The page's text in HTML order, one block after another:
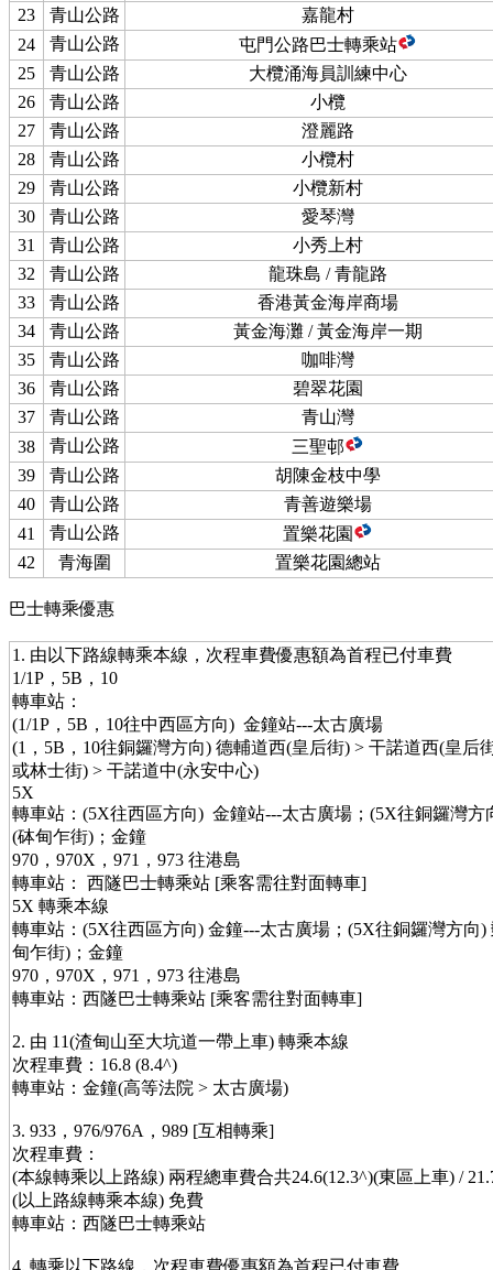
23 青山公路
嘉龍村
24
青山公路
屯門公路巴士轉乘站
25
青山公路
大欖涌海員訓練中心
26
青山公路
小欖
27
青山公路
澄麗路
28
青山公路
小欖村
29
青山公路
小欖新村
30
青山公路
愛琴灣
31
青山公路
小秀上村
32
青山公路
龍珠島 / 青龍路
33
青山公路
香港黃金海岸商場
34
青山公路
黃金海灘 / 黃金海岸一期
35
青山公路
咖啡灣
36
青山公路
碧翠花園
37
青山公路
青山灣
38
青山公路
三聖邨
39
青山公路
胡陳金枝中學
40
青山公路
青善遊樂場
41
青山公路
置樂花園
42
青海圍 置樂花園總站
巴士轉乘優惠
1. 由以下路線轉乘本線，次程車費優惠額為首程已付車費
1/1P，5B，10
轉車站：
(1/1P，5B，10往中西區方向) 金鐘站---太古廣場
(1，5B，10往銅鑼灣方向) 德輔道西(皇后街) > 干諾道西(皇后
或林士街) > 干諾道中(永安中心)
5X
轉車站：(5X往西區方向) 金鐘站---太古廣場；(5X往銅鑼灣方
(砵甸乍街)；金鐘
970，970X，971，973 往港島
轉車站： 西隧巴士轉乘站 [乘客需往對面轉車]
5X 轉乘本線
轉車站：(5X往西區方向) 金鐘---太古廣場；(5X往銅鑼灣方向)
甸乍街)；金鐘
970，970X，971，973 往港島
轉車站：西隧巴士轉乘站 [乘客需往對面轉車]
2. 由 11(渣甸山至大坑道一帶上車) 轉乘本線
次程車費：16.8 (8.4^)
轉車站：金鐘(高等法院 > 太古廣場)
3. 933，976/976A，989 [互相轉乘]
次程車費：
(本線轉乘以上路線) 兩程總車費合共24.6(12.3^)(東區上車) /
(以上路線轉乘本線) 免費
轉車站：西隧巴士轉乘站
4. 轉乘以下路線，次程車費優惠額為首程已付車費